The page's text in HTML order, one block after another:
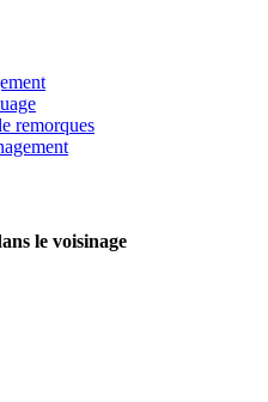
remorques
le voisinage